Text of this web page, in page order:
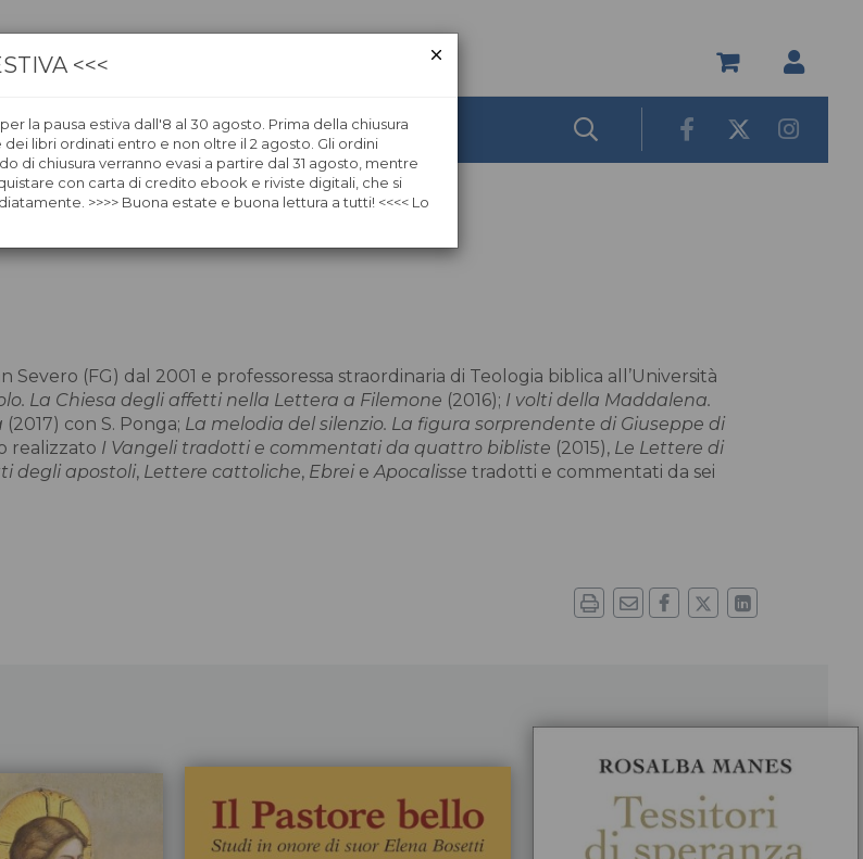
ÀNCORAWOW
Severo (FG) dal 2001 e professoressa straordinaria di Teologia biblica all’Università
La Chiesa degli affetti nella Lettera a Filemone (2016); I volti della Maddalena.
(2017) con S. Ponga; La melodia del silenzio. La figura sorprendente di Giuseppe di
realizzato I Vangeli tradotti e commentati da quattro bibliste (2015), Le Lettere di
degli apostoli, Lettere cattoliche, Ebrei eApocalisse tradotti e commentati da sei
<<<
la pausa estiva dall'8 al 30 agosto. Prima della chiusura
libri ordinati entro e non oltre il 2 agosto. Gli ordini
di chiusura verranno evasi a partire dal 31 agosto, mentre
con carta di credito ebook e riviste digitali, che si
>>>> Buona estate e buona lettura a tutti! <<<< Lo